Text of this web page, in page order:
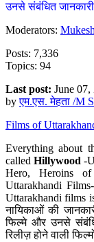
उनसे संबंधित
Moderators:
Posts: 7,336
Topics: 94
Last post: June
byएम.एस. मेहता /M
Films of
Everything about
calledHillywood-
Hero, Heroins
Uttarakhandi
Uttarakhandi films
नायिकाओं की
फिल्मे और उनसे
रिलीज़ होने वाली